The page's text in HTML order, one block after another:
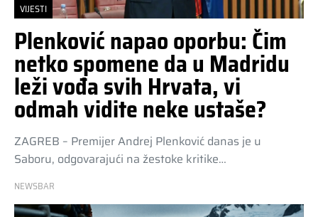
VIJESTI
Plenković napao oporbu: Čim
netko spomene da u Madridu
leži vođa svih Hrvata, vi
odmah vidite neke ustaše?
ZAGREB – Premijer Andrej Plenković danas je u
Saboru, odgovarajući na žestoke kritike…
NEWSBAR